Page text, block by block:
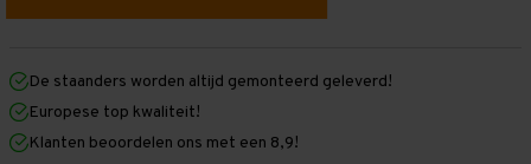
mm
mm
x
1.000
mm
mm
mm
1.000
mm
De staanders worden altijd gemonteerd geleverd!
Europese top kwaliteit!
Klanten beoordelen ons met een 8,9!